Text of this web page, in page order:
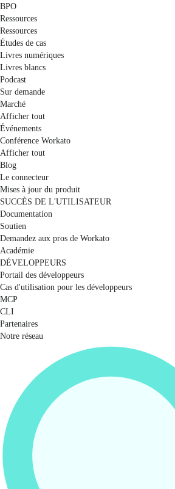
BPO
Ressources
Ressources
Études de cas
Livres numériques
Livres blancs
Podcast
Sur demande
Marché
Afficher tout
Événements
Conférence Workato
Afficher tout
Blog
Le connecteur
Mises à jour du produit
SUCCÈS DE L'UTILISATEUR
Documentation
Soutien
Demandez aux pros de Workato
Académie
DÉVELOPPEURS
Portail des développeurs
Cas d'utilisation pour les développeurs
MCP
CLI
Partenaires
Notre réseau